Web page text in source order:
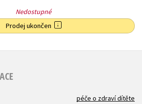
Nedostupné
Prodej ukončen
péče o zdraví dítěte